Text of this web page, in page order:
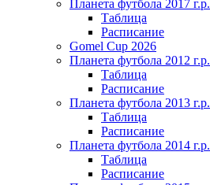
Планета футбола 2017 г.р.
Таблица
Расписание
Gomel Cup 2026
Планета футбола 2012 г.р.
Таблица
Расписание
Планета футбола 2013 г.р.
Таблица
Расписание
Планета футбола 2014 г.р.
Таблица
Расписание